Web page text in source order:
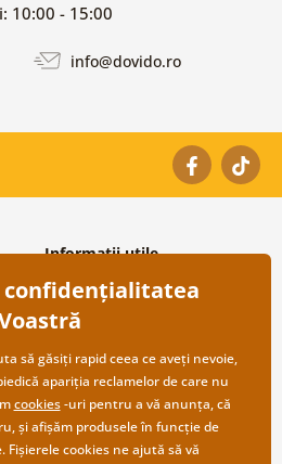
10:00 - 15:00
info@dovido.ro
Informații utile
Despre noi
Întrebări frecvente
Contacte
Cooperare angro
confidențialitatea
să găsiți rapid ceea ce aveți nevoie,
apariția reclamelor de care nu
cookies-uri pentru a vă anunța, că
și afișăm produsele în funcție de
cookies ne ajută să vă